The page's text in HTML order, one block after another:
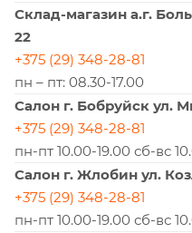
Склад-магазин а.г.
22
+375 (29) 348-28-81
пн – пт: 08.30-17.00
Салон г. Бобруйск ул.
+375 (29) 348-28-81
пн-пт 10.00-19.00 сб-вс
Салон г. Жлобин ул.
+375 (29) 348-28-81
пн-пт 10.00-19.00 сб-вс